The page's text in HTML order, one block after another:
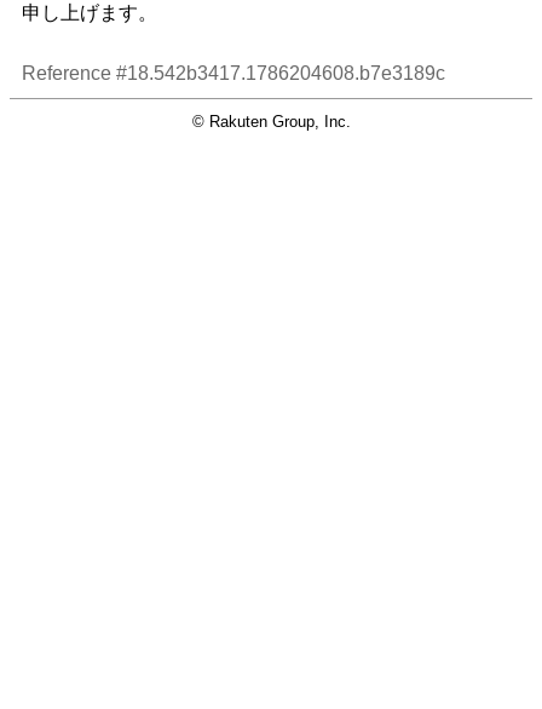
申し上げます。
Reference #18.542b3417.1786204608.b7e3189c
© Rakuten Group, Inc.